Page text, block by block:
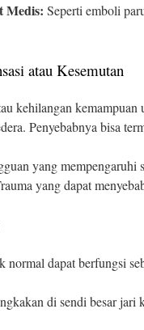
Medis: Seperti emboli
atau Kesemutan
kehilangan
Penyebabnya bisa
yang mempengaruhi
yang dapat
normal dapat berfungsi
di sendi besar jari